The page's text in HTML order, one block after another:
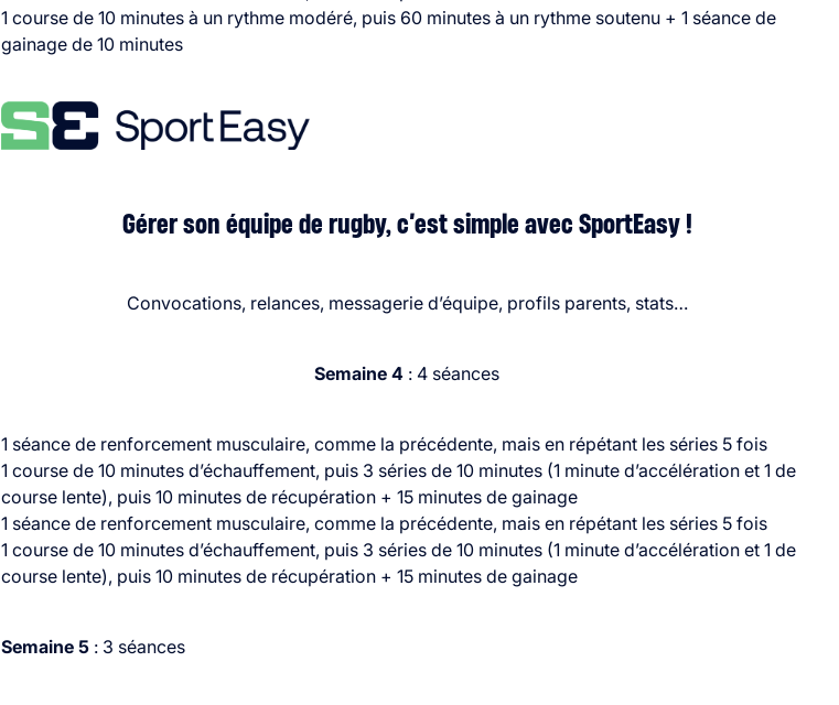
1 course de 10 minutes à un rythme modéré, puis 60 minutes à un rythme soutenu + 1 séance de
gainage de 10 minutes
Gérer son équipe de rugby, c’est simple avec SportEasy !
Convocations, relances, messagerie d’équipe, profils parents, stats…
Semaine 4 : 4 séances
1 séance de renforcement musculaire, comme la précédente, mais en répétant les séries 5 fois
1 course de 10 minutes d’échauffement, puis 3 séries de 10 minutes (1 minute d’accélération et 1 de
course lente), puis 10 minutes de récupération + 15 minutes de gainage
1 séance de renforcement musculaire, comme la précédente, mais en répétant les séries 5 fois
1 course de 10 minutes d’échauffement, puis 3 séries de 10 minutes (1 minute d’accélération et 1 de
course lente), puis 10 minutes de récupération + 15 minutes de gainage
Semaine 5 : 3 séances